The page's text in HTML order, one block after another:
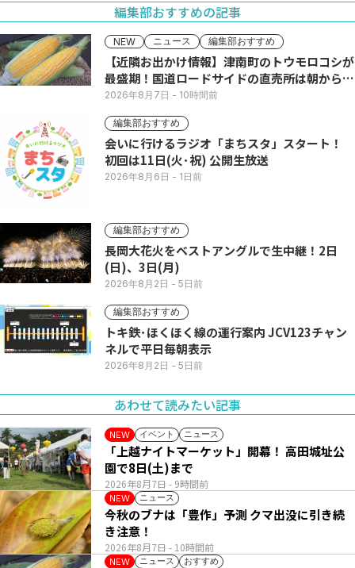
編集部おすすめの記事
NEW ニュース 編集部おすすめ
【近隣お出かけ情報】津南町のトウモロコシが
最盛期！国道ロードサイドの直売所は朝から長
い列
2026年8月7日 - 10時間前
編集部おすすめ
会いに行けるラジオ「まちスタ」スタート！
初回は11日(火･祝) 公開生放送
2026年8月6日 - 1日前
編集部おすすめ
長岡大花火をベストアングルで生中継！2日
(日)、3日(月)
2026年8月2日 - 5日前
編集部おすすめ
トキ鉄･ほくほく線の運行案内 JCV123チャン
ネルで平日毎朝表示
2026年8月2日 - 5日前
あわせて読みたい記事
NEW イベント ニュース
2026年8月7日 - 9時間前
「上越ナイトマーケット」開幕！ 高田城址公
園で8日(土)まで
NEW ニュース
2026年8月7日 - 10時間前
今秋のブナは「豊作」予測 クマ出没に引き続
き注意！
NEW ニュース おすすめ